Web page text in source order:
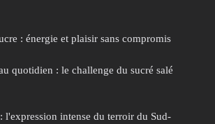
: énergie et plaisir sans compromis
quotidien : le challenge du sucré salé
l'expression intense du terroir du Sud-